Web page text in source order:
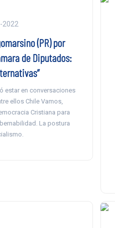
2022
(PR) por
de Diputados:
estar en conversaciones
ellos Chile Vamos,
Cristiana para
La postura